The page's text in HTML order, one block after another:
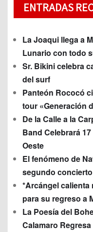
ENTRADAS
La Joaqui llega a
Lunario con todo
Sr. Bikini celebra
del surf
Panteón Rococó
tour «Generación
De la Calle a la
Band Celebrará
Oeste
El fenómeno de
segundo
*Arcángel calienta
para su regreso a
La Poesía del
Calamaro